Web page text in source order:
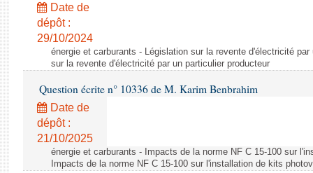
Date de
dépôt :
29/10/2024
énergie et carburants - Législation sur la revente d'électricité
sur la revente d'électricité par un particulier producteur
Question écrite n° 10336 de M. Karim Benbrahim
Date de
dépôt :
21/10/2025
énergie et carburants - Impacts de la norme NF C 15-100 sur
Impacts de la norme NF C 15-100 sur l'installation de kits